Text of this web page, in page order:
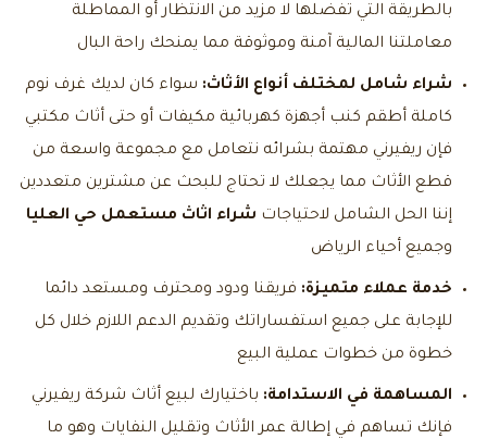
بالطريقة التي تفضلها لا مزيد من الانتظار أو المماطلة
معاملتنا المالية آمنة وموثوقة مما يمنحك راحة البال
شراء شامل لمختلف أنواع الأثاث: سواء كان لديك غرف نوم
كاملة أطقم كنب أجهزة كهربائية مكيفات أو حتى أثاث مكتبي
فإن ريفيرني مهتمة بشرائه نتعامل مع مجموعة واسعة من
قطع الأثاث مما يجعلك لا تحتاج للبحث عن مشترين متعددين
إننا الحل الشامل لاحتياجات شراء اثاث مستعمل حي العليا
وجميع أحياء الرياض
خدمة عملاء متميزة: فريقنا ودود ومحترف ومستعد دائما
للإجابة على جميع استفساراتك وتقديم الدعم اللازم خلال كل
خطوة من خطوات عملية البيع
المساهمة في الاستدامة: باختيارك لبيع أثاث شركة ريفيرني
فإنك تساهم في إطالة عمر الأثاث وتقليل النفايات وهو ما